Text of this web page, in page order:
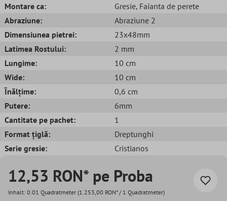
Montare ca:
Gresie, Faianta de perete
Abraziune:
Abraziune 2
Dimensiunea pietrei:
23x48mm
Latimea Rostului:
2 mm
Lungime:
10 cm
Wide:
10 cm
Înălțime:
0,6 cm
Putere:
6mm
Cantitate pe pachet:
1
Format țiglă:
Dreptunghi
Serie gresie:
Cristianos
12,53 RON* pe Proba
Inhalt: 0.01 Quadratmeter (1.253,00 RON* / 1 Quadratmeter)